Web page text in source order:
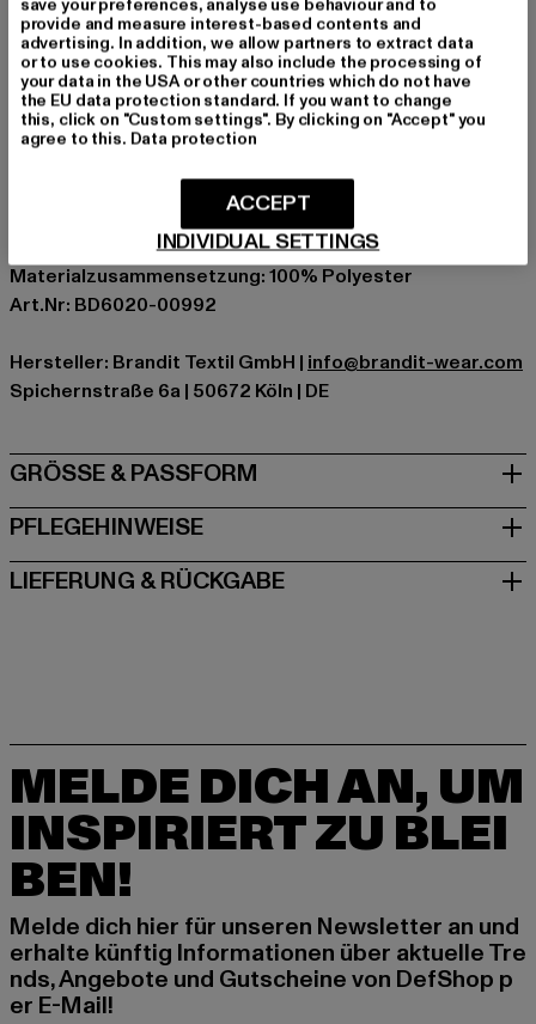
Anlass: Alltag
Ausschnitt: Kapuze
Ärmelart: Langarm
Verschlussarten: Reißverschluss
Schnitt: Regulär
Hersteller Farbe: woodland
Materialzusammensetzung: 100% Polyester
Art.Nr: BD6020-00992
Hersteller: Brandit Textil GmbH | info@brandit-wear.com
Spichernstraße 6a | 50672 Köln | DE
GRÖSSE & PASSFORM
PFLEGEHINWEISE
LIEFERUNG & RÜCKGABE
MELDE DICH AN, UM
INSPIRIERT ZU BLEI
BEN!
Melde dich hier für unseren Newsletter an und
erhalte künftig Informationen über aktuelle Tre
nds, Angebote und Gutscheine von DefShop p
er E-Mail!
provide and measure interest-based contents and
advertising. In addition, we allow partners to extract data
or to use cookies. This may also include the processing of
your data in the USA or other countries which do not have
the EU data protection standard. If you want to change
this, click on "Custom settings". By clicking on "Accept" you
agree to this. Data protection
INDIVIDUAL SETTINGS
ACCEPT